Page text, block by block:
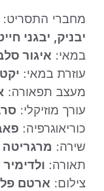
מחברי התסריט:
יבניק, יבגני
במאי: איגור
עוזרת במאי:
מעצב תפאורה:
עורך מוזיקלי:
כוריאוגרפיה:
שירה: מרגריטה
תאורה: ולדימיר
צילום: ארטם